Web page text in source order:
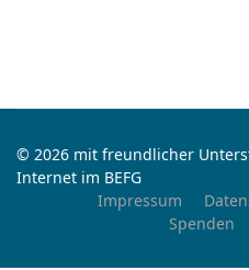
© 2026 mit freundlicher
Internet im BEFG
Impressum
Spenden